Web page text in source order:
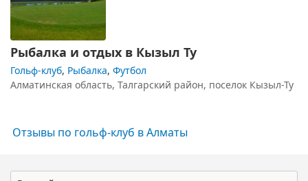
Рыбалка и отдых в Кызыл Ту
Гольф-клуб, Рыбалка, Футбол
Алматинская область, Талгарский район, поселок Кызыл-Ту
Отзывы по гольф-клуб в Алматы